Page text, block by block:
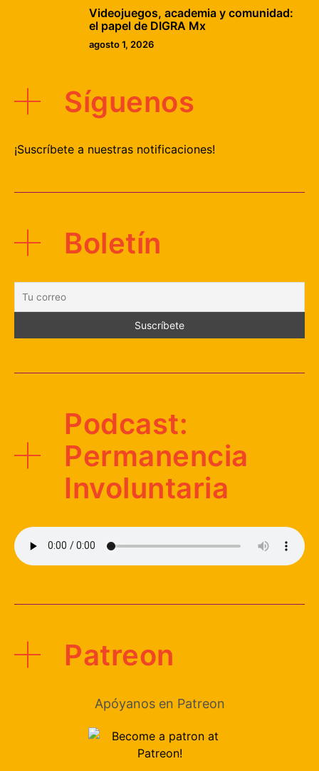
Videojuegos, academia y comunidad:
el papel de DIGRA Mx
agosto 1, 2026
Síguenos
¡Suscríbete a nuestras notificaciones!
Boletín
Podcast:
Permanencia
Involuntaria
Patreon
Apóyanos en Patreon